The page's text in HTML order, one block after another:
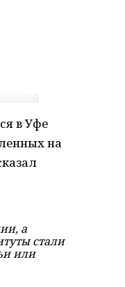
в Уфе
на
а
стали
или